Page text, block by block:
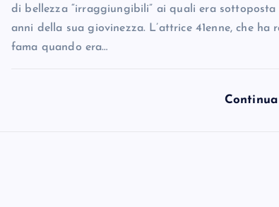
di bellezza “irraggiungibili” ai quali era
anni della sua giovinezza. L’attrice 41enne, che ha
fama quando era…